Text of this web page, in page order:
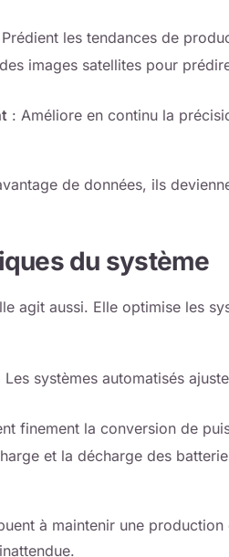
les tendances de
images satellites pour
: Améliore en continu la
de données, ils
du système
agit aussi. Elle optimise les
Les systèmes automatisés
finement la conversion de
et la décharge des
à maintenir une